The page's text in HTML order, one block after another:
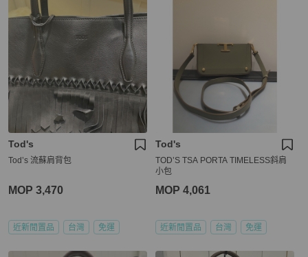
Tod's
Tod’s 流蘇肩背包
MOP 3,470
近新閒置品 台灣 免運
Tod's
TOD’S TSA PORTA TIMELESS斜肩
小包
MOP 4,061
近新閒置品 台灣 免運